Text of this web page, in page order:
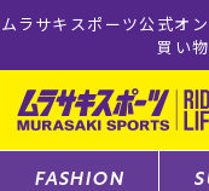
ムラサキスポーツ公式オ
買い
ゲスト様
ログイン
FASHION